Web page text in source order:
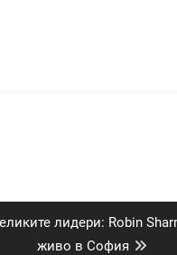
лидери: Robin
живо в София